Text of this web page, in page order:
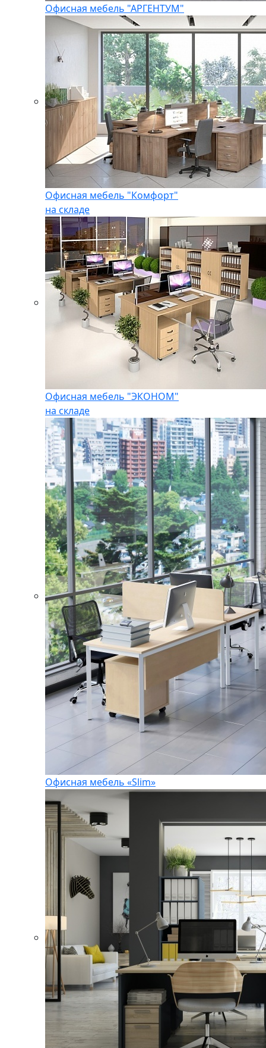
Офисная мебель "АРГЕНТУМ"
Офисная мебель "Комфорт"
на складе
Офисная мебель "ЭКОНОМ"
на складе
Офисная мебель «Slim»